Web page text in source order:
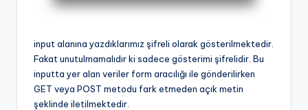
input alanına yazdıklarımız şifreli olarak gösterilmektedir.
Fakat unutulmamalıdır ki sadece gösterimi şifrelidir. Bu
inputta yer alan veriler form aracılığı ile gönderilirken
GET veya POST metodu fark etmeden açık metin
şeklinde iletilmektedir.